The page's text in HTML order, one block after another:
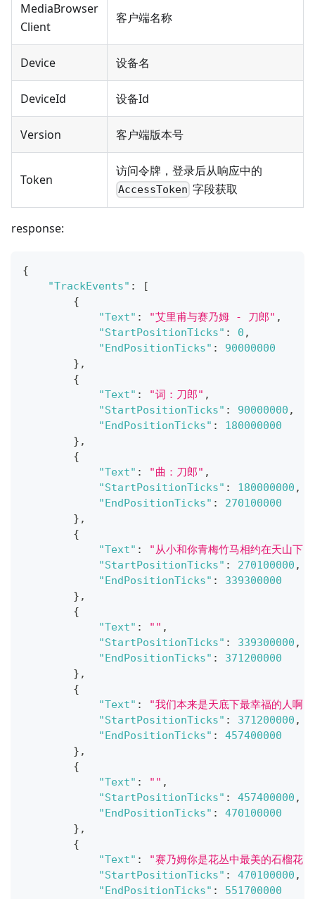
MediaBrowser
Client
客户端名称
Device 设备名
DeviceId 设备Id
Version 客户端版本号
Token
访问令牌，登录后从响应中的
AccessToken 字段获取
response:
{
"TrackEvents" :
[
{
"Text" : "艾里甫与赛乃姆 - 刀郎" ,
"StartPositionTicks" : 0 ,
"EndPositionTicks" :
90000000
} ,
{
"Text" : "词：刀郎" ,
"StartPositionTicks" : 90000000 ,
"EndPositionTicks" :
180000000
} ,
{
"Text" : "曲：刀郎" ,
"StartPositionTicks" : 180000000 ,
"EndPositionTicks" :
270100000
} ,
{
"Text" : "从小和你青梅竹马相约在天山下"
"StartPositionTicks" : 270100000 ,
"EndPositionTicks" :
339300000
} ,
{
"Text" : "" ,
"StartPositionTicks" : 339300000 ,
"EndPositionTicks" :
371200000
} ,
{
"Text" : "我们本来是天底下最幸福的人啊"
"StartPositionTicks" : 371200000 ,
"EndPositionTicks" :
457400000
} ,
{
"Text" : "" ,
"StartPositionTicks" : 457400000 ,
"EndPositionTicks" :
470100000
} ,
{
"Text" : "赛乃姆你是花丛中最美的石榴花"
"StartPositionTicks" : 470100000 ,
"EndPositionTicks" :
551700000